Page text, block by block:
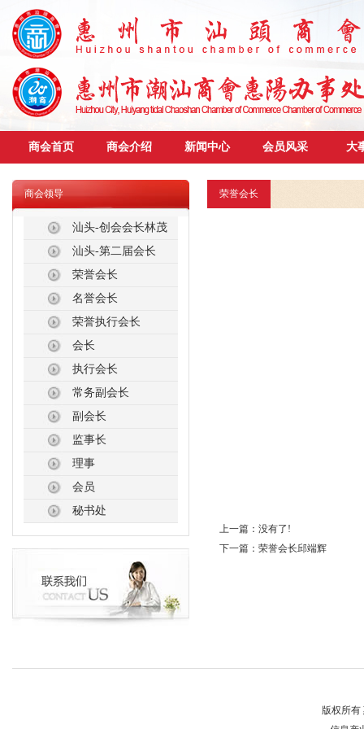
商会首页 商会介绍 新闻中心 会员风采 大
商会领导
汕头-创会会长林茂
汕头-第二届会长
荣誉会长
名誉会长
荣誉执行会长
会长
执行会长
常务副会长
副会长
监事长
理事
会员
秘书处
荣誉会长
上一篇：没有了!
下一篇： 荣誉会长邱端辉
版权所有